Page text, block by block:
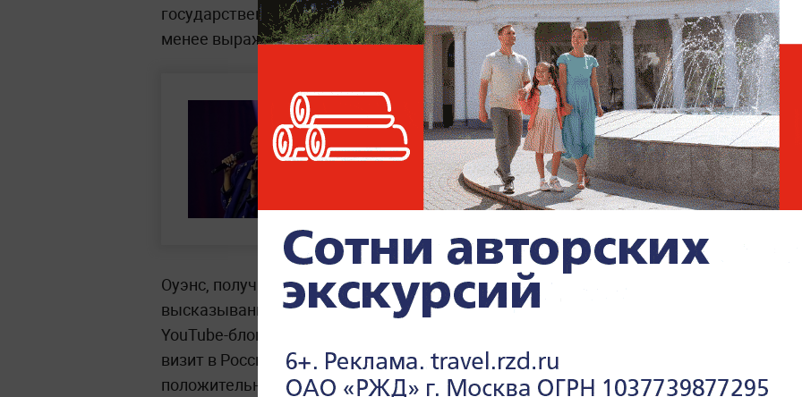
государственная помощь, в то время как в Штатах такая поддержка
менее выражена.
Американская журналистка
Оуэнс заявила о травле на
родине из-за поездки в
Россию
Оуэнс, получившая известность благодаря неоднозначным
высказываниям (например, о Бриджит Макрон), является популярным
YouTube-блогером с более чем 6 миллионами подписчиков. Её первый
визит в Россию, куда она приехала с семьёй, уже принёс ей
положительные эмоции. После прогулок по Санкт-Петербургу и осмотра